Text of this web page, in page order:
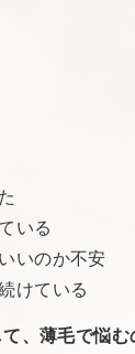
いる
いのか不安
けている
、薄毛で悩む